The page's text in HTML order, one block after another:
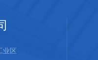
业区